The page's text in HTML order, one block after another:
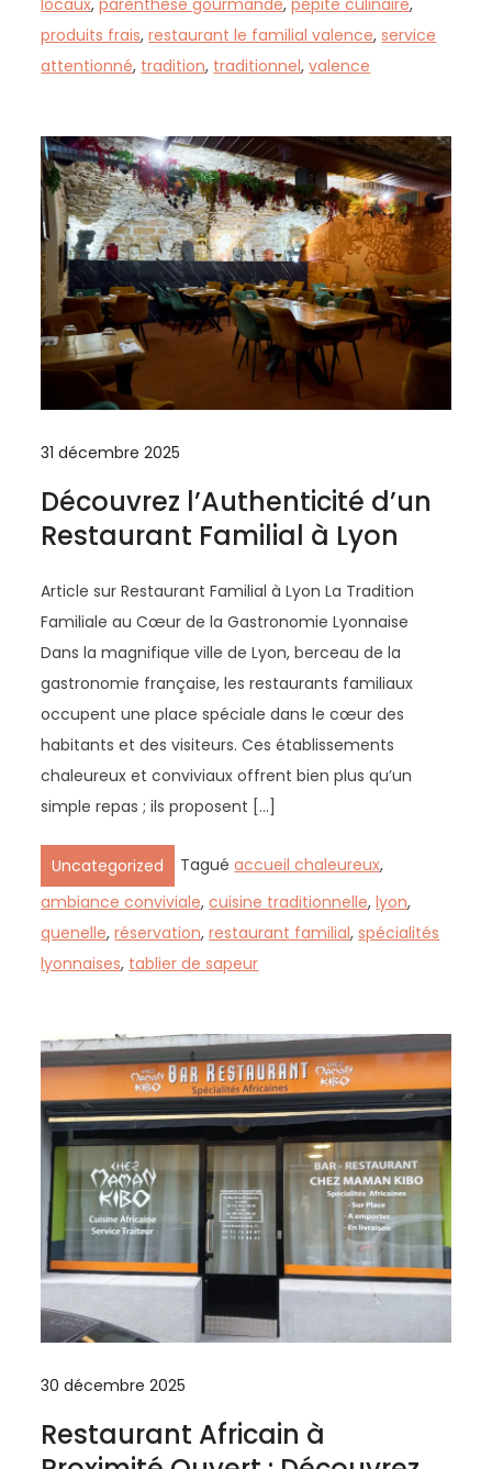
locaux,parenthèse gourmande,pépite culinaire,
produits frais,restaurant le familial valence,service
attentionné, tradition, traditionnel,valence
31 décembre 2025
Découvrez l’Authenticité d’un
Restaurant Familial à Lyon
Article sur Restaurant Familial à Lyon La Tradition
Familiale au Cœur de la Gastronomie Lyonnaise
Dans la magnifique ville de Lyon, berceau de la
gastronomie française, les restaurants familiaux
occupent une place spéciale dans le cœur des
habitants et des visiteurs. Ces établissements
chaleureux et conviviaux offrent bien plus qu’un
simple repas ; ils proposent […]
Uncategorized Taguéaccueil chaleureux,
ambiance conviviale,cuisine traditionnelle,lyon,
quenelle,réservation,restaurant familial,spécialités
lyonnaises, tablier de sapeur
30 décembre 2025
Restaurant Africain à